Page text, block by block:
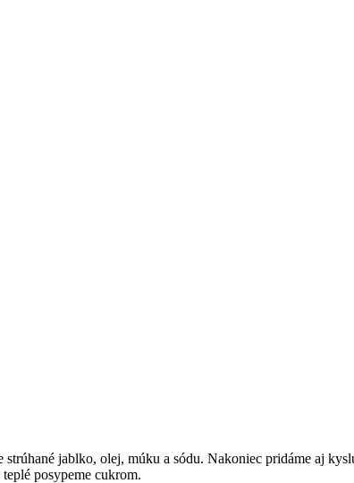
jablko, olej, múku a sódu. Nakoniec pridáme aj
posypeme cukrom.